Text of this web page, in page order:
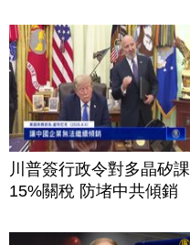
川普簽行政令對多晶矽課
15%關稅 防堵中共傾銷